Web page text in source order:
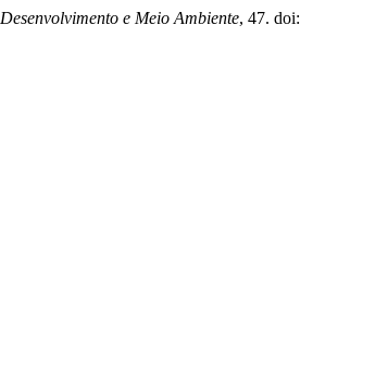
Desenvolvimento e Meio Ambiente, 47. doi: